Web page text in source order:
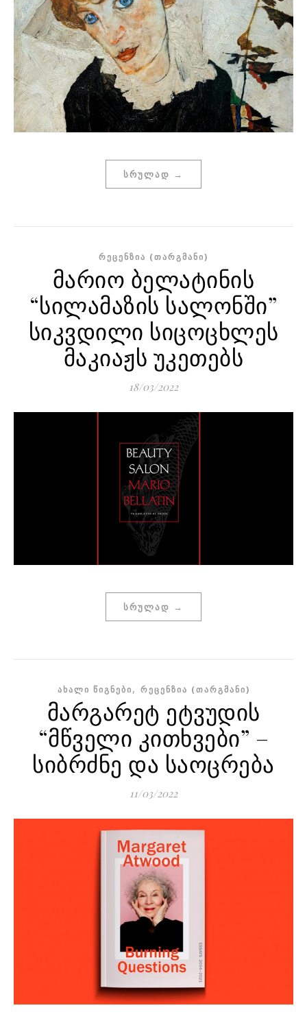
ᲡᲠᲣᲚᲐᲓ →
ᲠᲔᲪᲔᲜᲖᲘᲐ (ᲗᲐᲠᲒᲛᲐᲜᲘ)
მარიო ბელატინის
“სილამაზის სალონში”
სიკვდილი სიცოცხლეს
მაკიაჟს უკეთებს
18/03/2022
ᲡᲠᲣᲚᲐᲓ →
ᲐᲮᲐᲚᲘ ᲬᲘᲒᲜᲔᲑᲘ, ᲠᲔᲪᲔᲜᲖᲘᲐ (ᲗᲐᲠᲒᲛᲐᲜᲘ)
მარგარეტ ეტვუდის
“მწველი კითხვები” –
სიბრძნე და საოცრება
11/03/2022